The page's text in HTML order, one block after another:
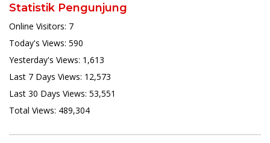
Statistik Pengunjung
Online Visitors: 7
Today's Views: 590
Yesterday's Views: 1,613
Last 7 Days Views: 12,573
Last 30 Days Views: 53,551
Total Views: 489,304